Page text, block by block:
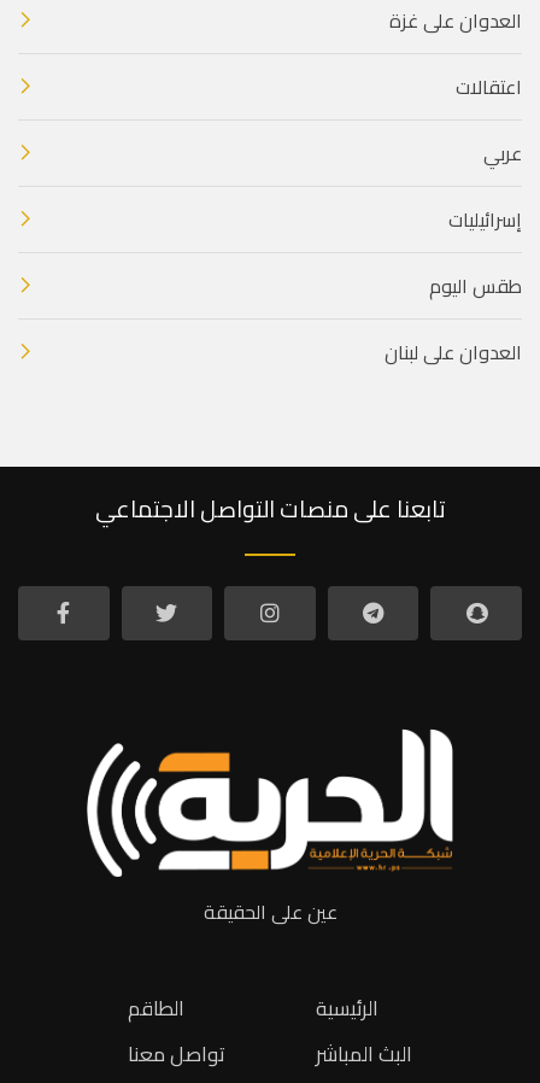
العدوان على غزة
اعتقالات
عربي
إسرائيليات
طقس اليوم
العدوان على لبنان
تابعنا على منصات التواصل الاجتماعي
عين على الحقيقة
الطاقم
تواصل معنا
الرئيسية
البث المباشر